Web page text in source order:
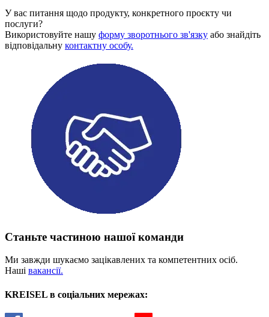
У вас питання щодо продукту, конкретного проєкту чи
послуги?
Використовуйте нашу форму зворотнього зв'язку або знайдіть
відповідальну контактну особу.
Станьте частиною нашої команди
Ми завжди шукаємо зацікавлених та компетентних осіб.
Наші вакансії.
KREISEL в соціальних мережах: